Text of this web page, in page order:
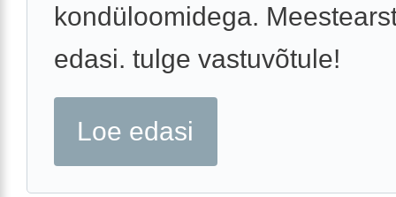
kondüloomidega.
edasi. tulge vastuvõtule!
Loe edasi